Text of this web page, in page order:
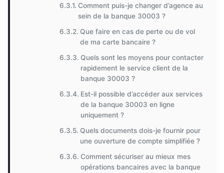
Comment puis-je changer d’agence au
sein de la banque 30003 ?
Que faire en cas de perte ou de vol
de ma carte bancaire ?
Quels sont les moyens pour contacter
rapidement le service client de la
banque 30003 ?
Est-il possible d’accéder aux services
de la banque 30003 en ligne
uniquement ?
Quels documents dois-je fournir pour
une ouverture de compte simplifiée ?
Comment sécuriser au mieux mes
opérations bancaires avec la banque